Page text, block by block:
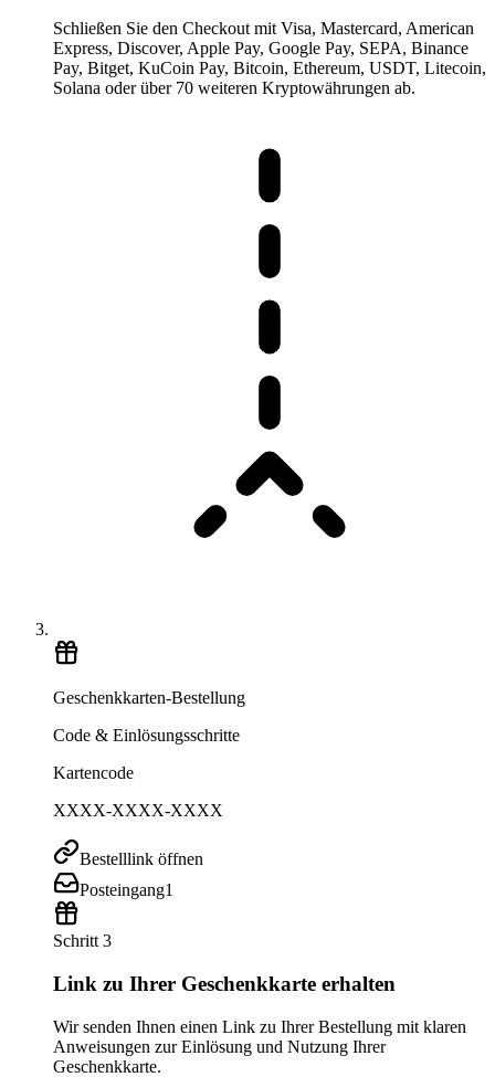
Schließen Sie den Checkout mit Visa, Mastercard, American
Express, Discover, Apple Pay, Google Pay, SEPA, Binance
Pay, Bitget, KuCoin Pay, Bitcoin, Ethereum, USDT, Litecoin,
Solana oder über 70 weiteren Kryptowährungen ab.
Geschenkkarten-Bestellung
Code & Einlösungsschritte
Kartencode
XXXX-XXXX-XXXX
Bestelllink öffnen
Posteingang1
Schritt 3
Link zu Ihrer Geschenkkarte erhalten
Wir senden Ihnen einen Link zu Ihrer Bestellung mit klaren
Anweisungen zur Einlösung und Nutzung Ihrer
Geschenkkarte.